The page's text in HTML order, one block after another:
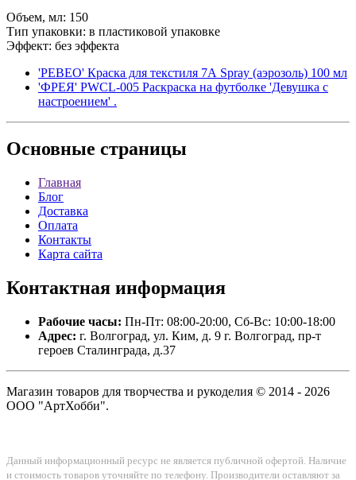
Объем, мл: 150
Тип упаковки: в пластиковой упаковке
Эффект: без эффекта
'PEBEO' Краска для текстиля 7А Spray (аэрозоль) 100 мл
'ФРЕЯ' PWCL-005 Раскраска на футболке 'Девушка с
настроением' .
Основные страницы
Главная
Блог
Доставка
Оплата
Контакты
Карта сайта
Контактная информация
Рабочие часы: Пн-Пт: 08:00-20:00, Сб-Вс: 10:00-18:00
Адрес: г. Волгоград, ул. Ким, д. 9 г. Волгоград, пр-т
героев Сталинграда, д.37
Магазин товаров для творчества и рукоделия © 2014 - 2026
ООО "АртХобби".
Данный информационный ресурс не является публичной офертой. Наличие
и стоимость товаров уточняйте по телефону. Производители оставляют за